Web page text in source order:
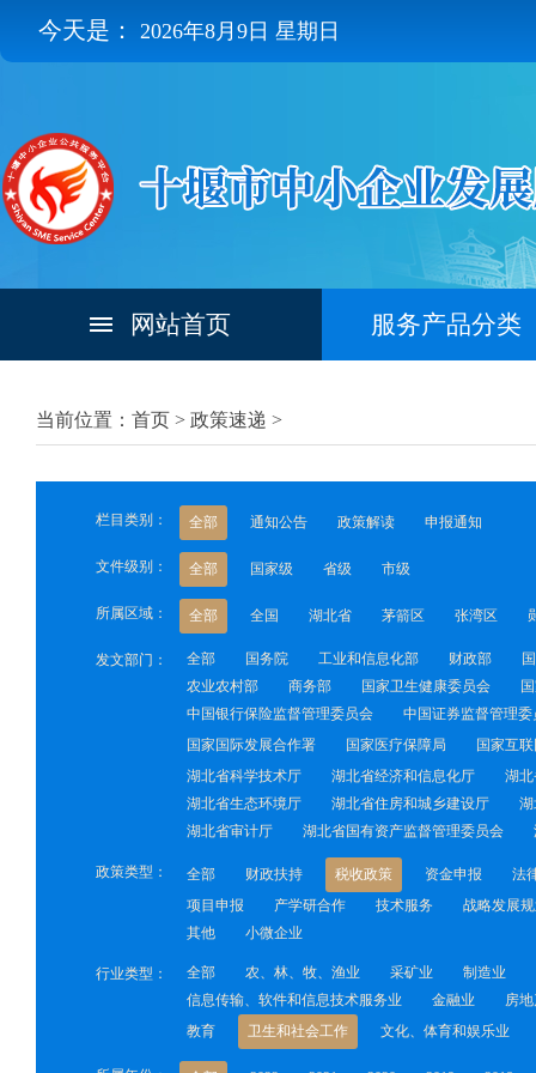
今天是： 2026年8月9日 星期日
网站首页 服务产品分类
当前位置：首页 > 政策速递 >
栏目类别： 全部 通知公告 政策解读 申报通知
文件级别： 全部 国家级 省级 市级
所属区域： 全部 全国 湖北省 茅箭区 张湾区
发文部门： 全部 国务院 工业和信息化部 财政部
农业农村部
商务部 国家卫生健康委员会
中国银行保险监督管理委员会
中国证券监督管理委
国家国际发展合作署
国家医疗保障局
国家互
湖北省科学技术厅
湖北省经济和信息化厅
湖
湖北省生态环境厅
湖北省住房和城乡建设厅
湖北省审计厅
湖北省国有资产监督管理委员会
政策类型： 全部 财政扶持 税收政策 资金申报
法
项目申报
产学研合作 技术服务
战略发展
其他
小微企业
行业类型： 全部 农、林、牧、渔业 采矿业
制造业
信息传输、软件和信息技术服务业
金融业
房
教育
卫生和社会工作 文化、体育和娱乐业